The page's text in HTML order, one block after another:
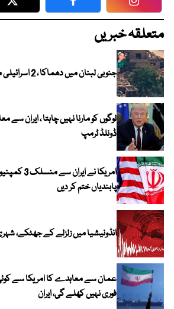
Twitter Facebook
متعلقہ خبریں
جنوبی لبنان میں دھماکا ، 2 اسرائیلی میجر ہلاک ، 4 اہلکار زخمی
لوگوں کو مارنا نہیں چاہتا ، ایران سے
ڈونلڈ ٹرمپ
پابندیاں ختم کر دیں
انڈونیشیا میں زلزلے کے جھٹکے،
عمان سے معاہدے کا امریکا سے کوئی
فوری نہیں کھلے گی، ایران